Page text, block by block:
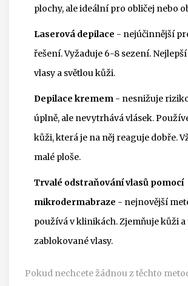
plochy, ale ideální pro obličej nebo
Laserová depilace - nejúčinnější
řešení. Vyžaduje 6-8 sezení.
vlasy a světlou kůži.
Depilace kremem - nesnižuje
úplně, ale nevytrhává vlásek.
kůži, která je na něj reaguje dobře.
malé ploše.
Trvalé odstraňování vlasů pomocí
mikrodermabraze - nejnovější
používá v klinikách. Zjemňuje kůži
zablokované vlasy.
Pokud nechcete žádnou z těchto